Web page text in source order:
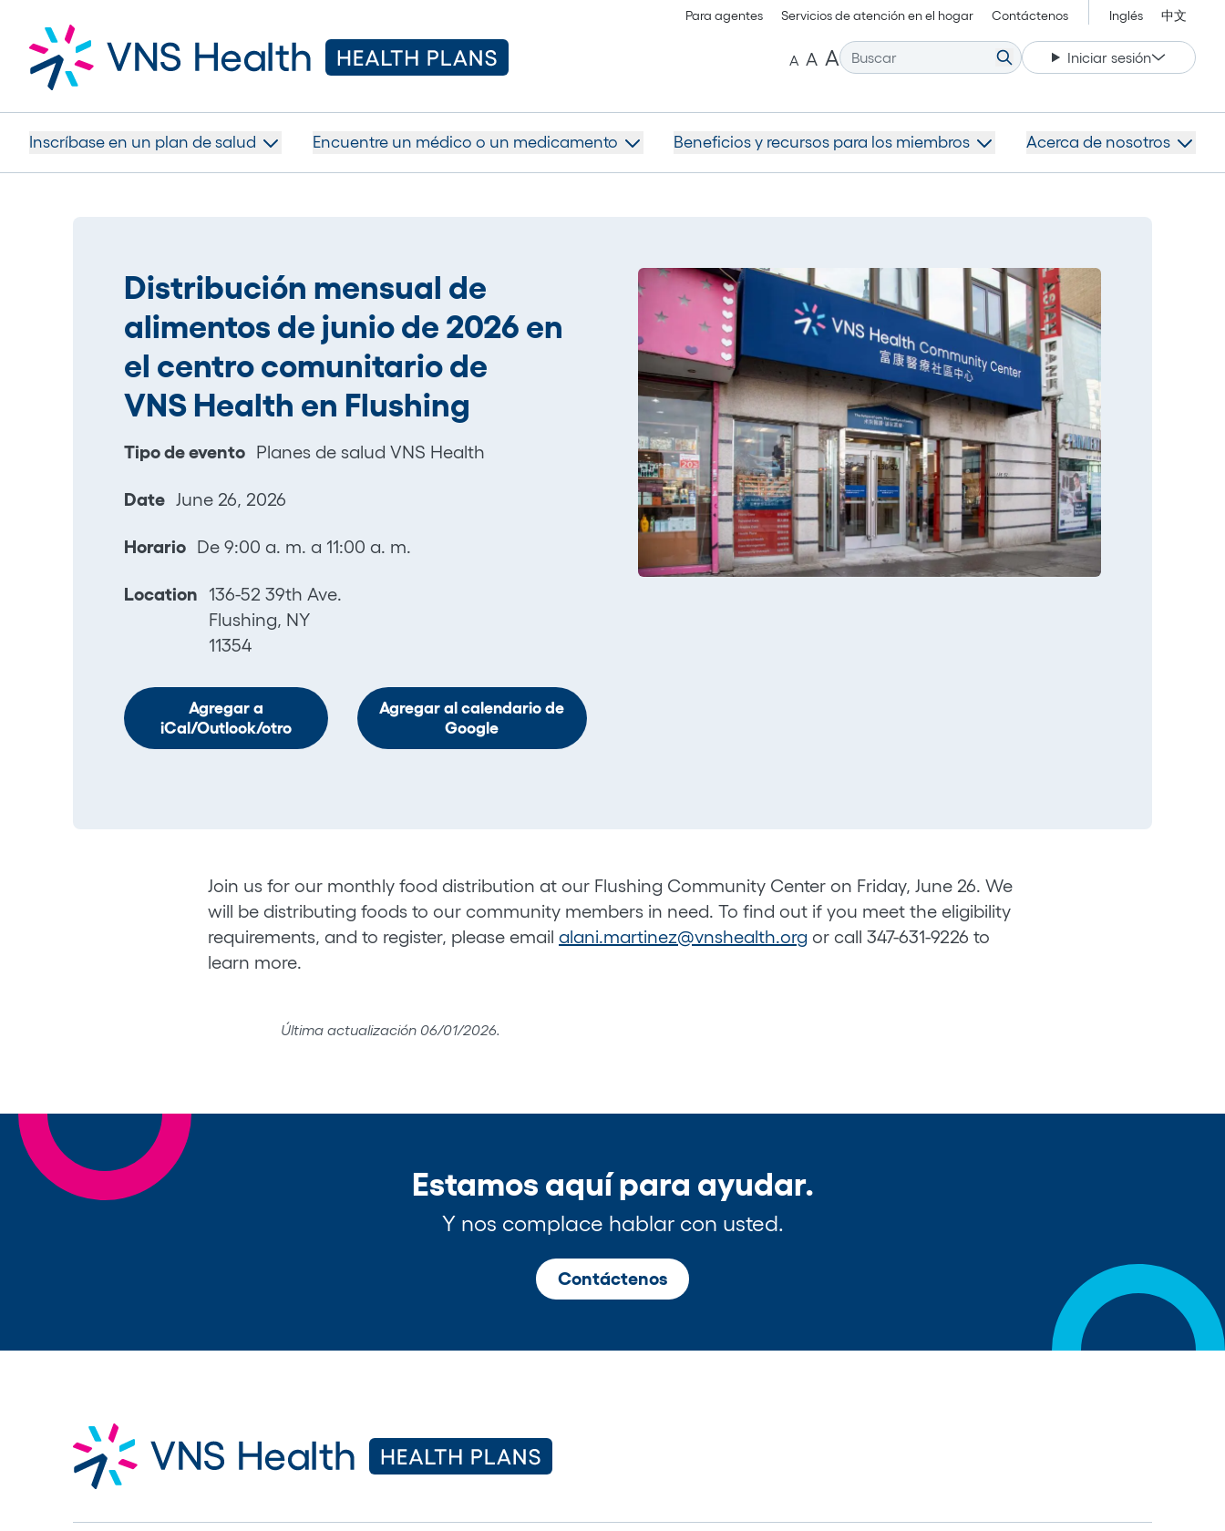
Para agentes Servicios de atención en el hogar Contáctenos Inglés 中文
A Achicar el tamaño de fuente.
A Restablecer el tamaño de fuente.
AAgrandar el tamaño de fuente.
Iniciar sesión
Inscríbase en un plan de salud Encuentre un médico o un medicamento Beneficios y recursos para los miembros Acerca de nosotros
Distribución mensual de
alimentos de junio de 2026 en
el centro comunitario de
VNS Health en Flushing
Tipo de evento Planes de salud VNS Health
Date June 26, 2026
Horario De 9:00 a. m. a 11:00 a. m.
Location
136-52 39th Ave.
Flushing, NY
11354
Agregar a
iCal/Outlook/otro
Agregar al calendario de
Google
Join us for our monthly food distribution at our Flushing Community Center on Friday, June 26. We
will be distributing foods to our community members in need. To find out if you meet the eligibility
requirements, and to register, please email alani.martinez@vnshealth.org or call 347-631-9226 to
learn more.
Última actualización 06/01/2026.
Estamos aquí para ayudar.
Y nos complace hablar con usted.
Contáctenos